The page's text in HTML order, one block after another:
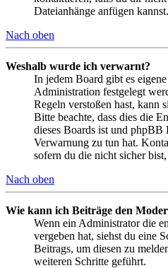
Dateianhänge anfügen kannst.
Nach oben
Weshalb wurde ich verwarnt?
In jedem Board gibt es
Administration festgelegt
Regeln verstoßen hast, kann
Bitte beachte, dass dies die
dieses Boards ist und
Verwarnung zu tun hat.
sofern du die nicht sicher
Nach oben
Wie kann ich Beiträge den
Wenn ein Administrator die
vergeben hat, siehst du eine
Beitrags, um diesen zu
weiteren Schritte geführt.